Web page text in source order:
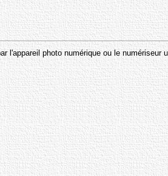
l'appareil photo numérique ou le